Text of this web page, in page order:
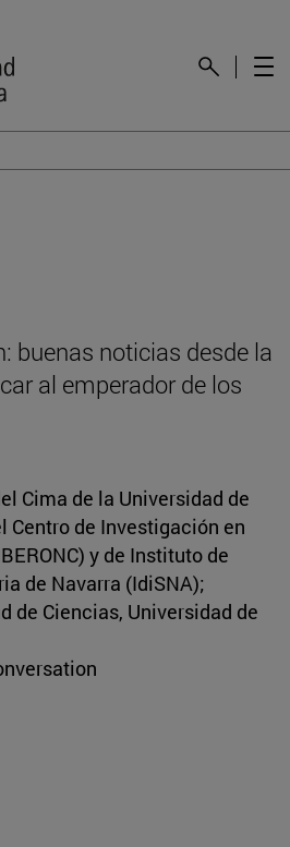
buenas noticias desde la
al emperador de los
Cima de la Universidad de
Centro de Investigación en
y de Instituto de
de Navarra (IdiSNA);
de Ciencias, Universidad de